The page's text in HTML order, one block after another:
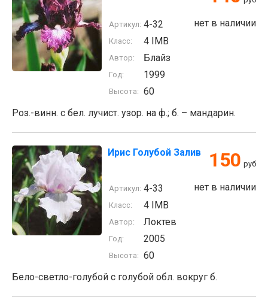
нет в наличии
Артикул: 4-32
Класс: 4 IMB
Автор: Блайз
Год: 1999
Высота: 60
Роз.-винн. с бел. лучист. узор. на ф.; б. – мандарин.
Ирис Голубой Залив 150 руб
нет в наличии
Артикул: 4-33
Класс: 4 IMB
Автор: Локтев
Год: 2005
Высота: 60
Бело-светло-голубой с голубой обл. вокруг б.